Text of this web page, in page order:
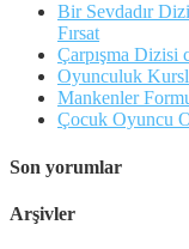
Bir Sevdadır
Fırsat
Çarpışma Dizisi
Oyunculuk
Mankenler
Çocuk Oyuncu
Son yorumlar
Arşivler